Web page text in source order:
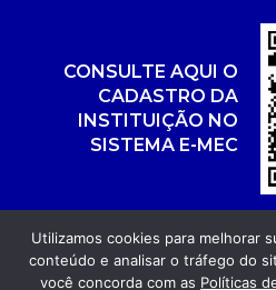
CONSULTE AQUI O
CADASTRO DA
INSTITUIÇÃO NO
SISTEMA E-MEC
Copyright 2026. Todos
Desenvolvimento: POR
Utilizamos cookies para melhorar
conteúdo e analisar o tráfego do
você concorda com as Políticas